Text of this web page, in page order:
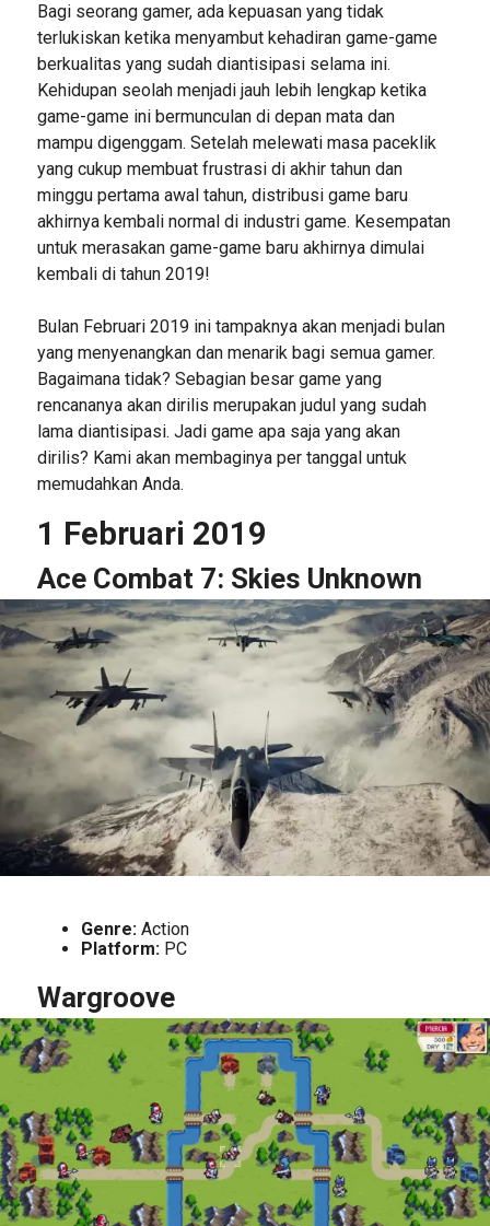
Bagi seorang gamer, ada kepuasan yang tidak
terlukiskan ketika menyambut kehadiran game-game
berkualitas yang sudah diantisipasi selama ini.
Kehidupan seolah menjadi jauh lebih lengkap ketika
game-game ini bermunculan di depan mata dan
mampu digenggam. Setelah melewati masa paceklik
yang cukup membuat frustrasi di akhir tahun dan
minggu pertama awal tahun, distribusi game baru
akhirnya kembali normal di industri game. Kesempatan
untuk merasakan game-game baru akhirnya dimulai
kembali di tahun 2019!
Bulan Februari 2019 ini tampaknya akan menjadi bulan
yang menyenangkan dan menarik bagi semua gamer.
Bagaimana tidak? Sebagian besar game yang
rencananya akan dirilis merupakan judul yang sudah
lama diantisipasi. Jadi game apa saja yang akan
dirilis? Kami akan membaginya per tanggal untuk
memudahkan Anda.
1 Februari 2019
Ace Combat 7: Skies Unknown
Genre:Action
Platform:PC
Wargroove